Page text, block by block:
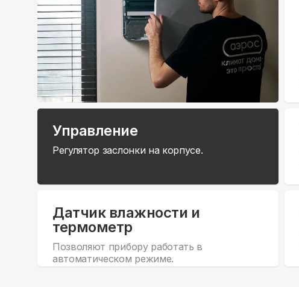
Управление
Регулятор заслонки на корпусе.
Датчик влажности и
термометр
Позволяют прибору работать в
автоматическом режиме.